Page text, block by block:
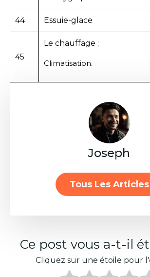
44 Essuie-glace
45
Le chauffage ;
Climatisation.
Joseph
Tous Les Articles
Ce post vous a-t-il
Cliquez sur une étoile pour